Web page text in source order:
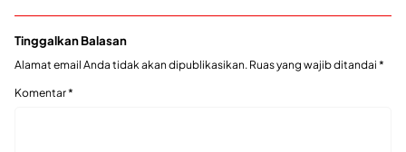
Tinggalkan Balasan
Alamat email Anda tidak akan dipublikasikan. Ruas yang wajib ditandai *
Komentar*